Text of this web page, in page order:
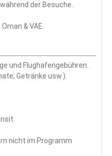
der Besuche.
& VAE.
und Flughafengebühren.
Getränke usw.).
nicht im Programm